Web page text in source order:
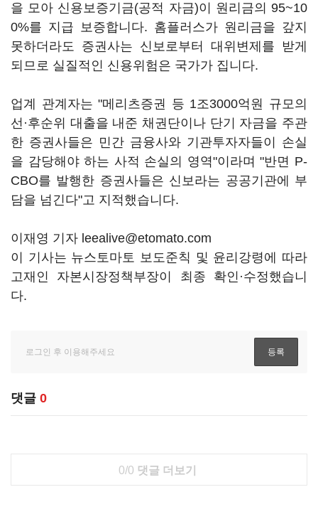
을 모아 신용보증기금(공적 자금)이 원리금의 95~10
0%를 지급 보증합니다. 홈플러스가 원리금을 갚지
못하더라도 증권사는 신보로부터 대위변제를 받게
되므로 실질적인 신용위험은 국가가 집니다.
업계 관계자는 "메리츠증권 등 1조3000억원 규모의
선·후순위 대출을 내준 채권단이나 단기 자금을 주관
한 증권사들은 민간 금융사와 기관투자자들이 손실
을 감당해야 하는 사적 손실의 영역"이라며 "반면 P-
CBO를 발행한 증권사들은 신보라는 공공기관에 부
담을 넘긴다"고 지적했습니다.
이재영 기자 leealive@etomato.com
이 기사는 뉴스토마토 보도준칙 및 윤리강령에 따라
고재인 자본시장정책부장이 최종 확인·수정했습니
다.
댓글 0
0/0 댓글 더보기